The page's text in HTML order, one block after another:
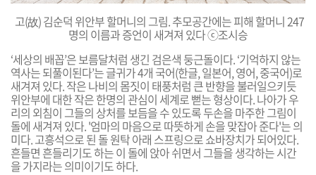
고(故) 김순덕 위안부 할머니의 그림. 추모공간에는 피해 할머니 247
명의 이름과 증언이 새겨져 있다ⓒ조시승
‘세상의 배꼽’은 보름달처럼 생긴 검은색 둥근돌이다. ‘기억하지 않는
역사는 되풀이된다’는 글귀가 4개 국어(한글, 일본어, 영어, 중국어)로
새겨져 있다. 작은 나비의 몸짓이 태풍처럼 큰 반향을 불러일으키듯
위안부에 대한 작은 한명의 관심이 세계로 뻗는 형상이다. 나아가 우
리의 외침이 그들의 상처를 보듬을 수 있도록 두손을 마주한 그림이
돌에 새겨져 있다. '엄마의 마음으로 따뜻하게 손을 맞잡아 준다'는 의
미다. 고흥석으로 된 돌 원탁 아래 스프링으로 쇼바장치가 되어있다.
흔들면 흔들리기도 하는 이 돌에 앉아 쉬면서 그들을 생각하는 시간
을 가지라는 의미이기도 하다.